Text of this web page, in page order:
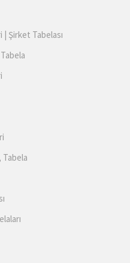
| Şirket Tabelası
Tabela